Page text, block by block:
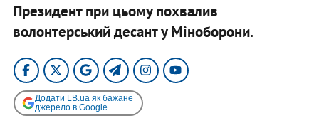
Президент при цьому похвалив
волонтерський десант у Міноборони.
Додати LB.ua як бажане
джерело в Google